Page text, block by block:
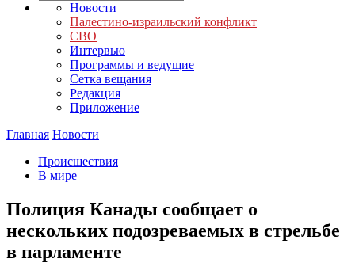
Новости
Палестино-израильский конфликт
СВО
Интервью
Программы и ведущие
Сетка вещания
Редакция
Приложение
Главная Новости
Происшествия
В мире
Полиция Канады сообщает о
нескольких подозреваемых в стрельбе
в парламенте